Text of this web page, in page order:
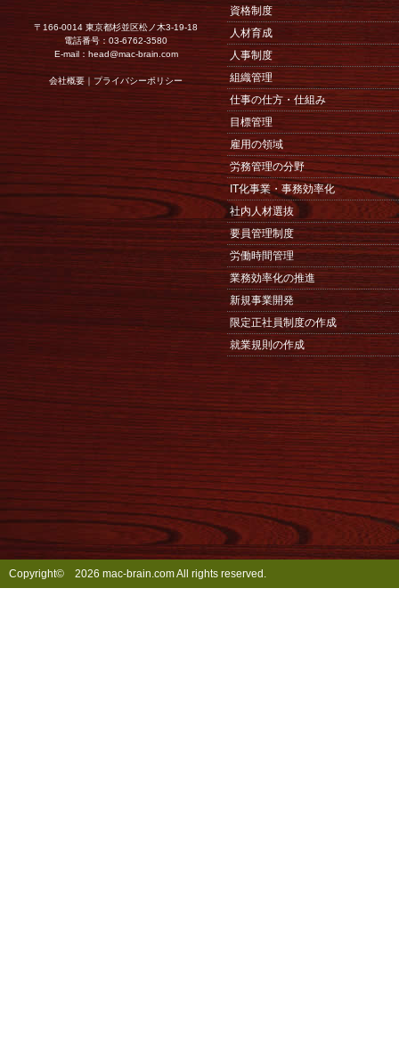
〒166-0014 東京都杉並区松ノ木3-19-18
電話番号：03-6762-3580
E-mail： head@mac-brain.com
会社概要｜プライバシーポリシー
資格制度
人材育成
人事制度
組織管理
仕事の仕方・仕組み
目標管理
雇用の領域
労務管理の分野
IT化事業・事務効率化
社内人材選抜
要員管理制度
労働時間管理
業務効率化の推進
新規事業開発
限定正社員制度の作成
就業規則の作成
Copyright© 2026 mac-brain.com All rights reserved.